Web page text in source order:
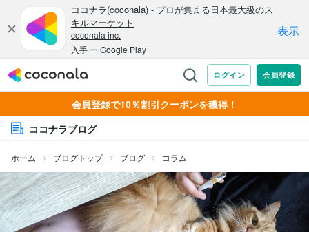
会員登録で10％割引クーポンを獲得！
ココナラブログ
ホーム ブログトップ ブログ コラム